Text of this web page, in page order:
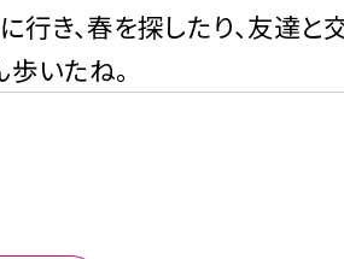
行き、春を探したり、友達と
歩いたね。